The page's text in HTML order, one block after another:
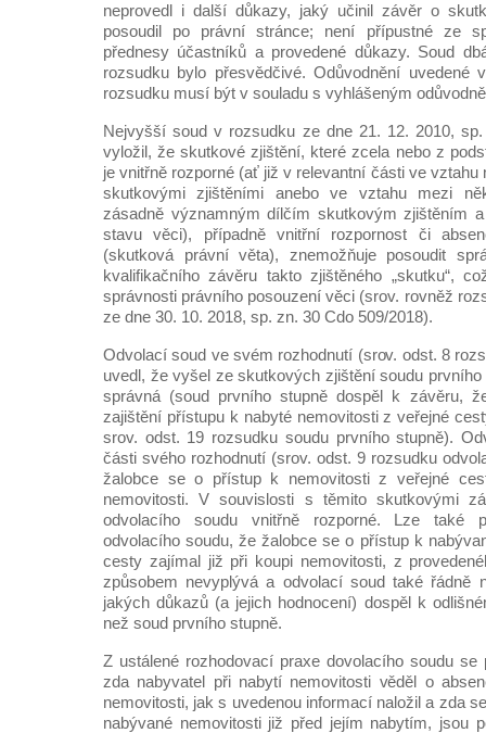
neprovedl i další důkazy, jaký učinil závěr o
posoudil po právní stránce; není přípustné ze
přednesy účastníků a provedené důkazy. Soud
rozsudku bylo přesvědčivé. Odůvodnění uvedené
rozsudku musí být v souladu s vyhlášeným
Nejvyšší soud v rozsudku ze dne 21. 12. 2010,
vyložil, že skutkové zjištění, které zcela nebo z
je vnitřně rozporné (ať již v relevantní části ve
skutkovými zjištěními anebo ve vztahu mezi
zásadně významným dílčím skutkovým zjištěním
stavu věci), případně vnitřní rozpornost či
(skutková právní věta), znemožňuje posoudit
kvalifikačního závěru takto zjištěného „skutku“,
správnosti právního posouzení věci (srov. rovněž
ze dne 30. 10. 2018, sp. zn. 30 Cdo 509/2018).
Odvolací soud ve svém rozhodnutí (srov. odst. 8
uvedl, že vyšel ze skutkových zjištění soudu
správná (soud prvního stupně dospěl k závěru,
zajištění přístupu k nabyté nemovitosti z veřejné
srov. odst. 19 rozsudku soudu prvního stupně).
části svého rozhodnutí (srov. odst. 9 rozsudku
žalobce se o přístup k nemovitosti z veřejné
nemovitosti. V souvislosti s těmito skutkovými
odvolacího soudu vnitřně rozporné. Lze také
odvolacího soudu, že žalobce se o přístup k
cesty zajímal již při koupi nemovitosti, z
způsobem nevyplývá a odvolací soud také řádně
jakých důkazů (a jejich hodnocení) dospěl k
než soud prvního stupně.
Z ustálené rozhodovací praxe dovolacího soudu se
zda nabyvatel při nabytí nemovitosti věděl o
nemovitosti, jak s uvedenou informací naložil a zda
nabývané nemovitosti již před jejím nabytím, jsou